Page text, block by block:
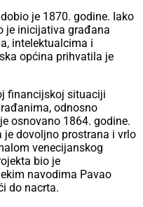
je 1870. godine. Iako
je inicijativa građana
intelektualcima i
općina prihvatila je
financijskoj situaciji
odnosno
osnovano 1864. godine.
dovoljno prostrana i vrlo
venecijanskog
bio je
navodima Pavao
do nacrta.